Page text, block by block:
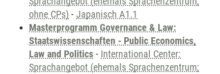
ohne CPs) - Japanisch A1.1
Masterprogramm Governance & Law:
Staatswissenschaften - Public Economics,
Law and Politics - International Center:
Sprachangebot (ehemals Sprachenzentrum;